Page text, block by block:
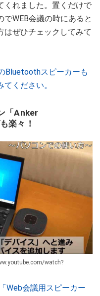
くれました。置くだけで
WEB会議の時にあると
はぜひチェックしてみて
Bluetoothスピーカーも
ください。
「Anker
楽々！
watch?
Web会議用スピーカー